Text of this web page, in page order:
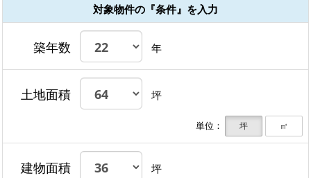
対象物件の『条件』を入力
築年数 年
土地面積 坪
単位： 坪 ㎡
建物面積 坪